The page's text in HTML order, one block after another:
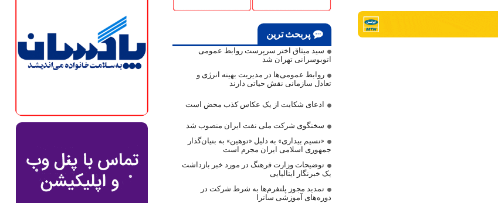
پربحث ترین
سید میثاق اختر سرپرست روابط عمومی
اتوبوسرانی تهران شد
روابط عمومی‌ها در مدیریت بهینه انرژی و
تعادل سازمانی نقش حیاتی دارند
ادعای شکایت از یک عکاس کذب محض است
سخنگوی شرکت ملی نفت ایران منصوب شد
«نسیم بیداری» به دلیل «توهین» به بنیان‌گذار
جمهوری اسلامی ایران مجرم است
توضیحات وزارت فرهنگ در مورد خبر بازداشت
یک خبرنگار ایتالیایی
تمدید مجوز پلتفرم‌ها به شرط شرکت در
دوره‌های آموزشی ساترا